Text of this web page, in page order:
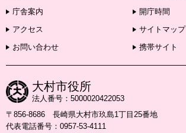
庁舎案内
開庁時間
アクセス
サイトマップ
お問い合わせ
携帯サイト
大村市役所
法人番号：5000020422053
〒856-8686 長崎県大村市玖島1丁目25番地
代表電話番号：0957-53-4111